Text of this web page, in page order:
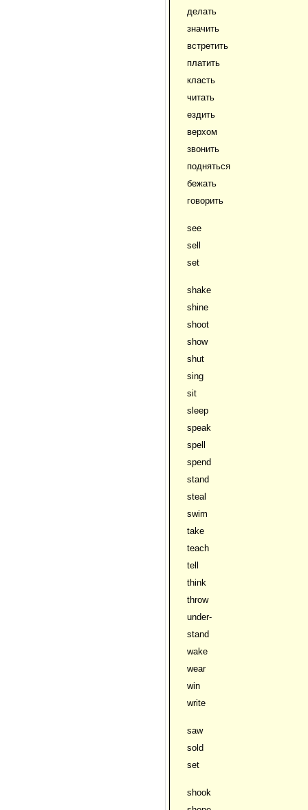
делать
значить
встретить
платить
класть
читать
ездить
верхом
звонить
подняться
бежать
говорить
see
sell
set
shake
shine
shoot
show
shut
sing
sit
sleep
speak
spell
spend
stand
steal
swim
take
teach
tell
think
throw
under-
stand
wake
wear
win
writе
saw
sold
set
shook